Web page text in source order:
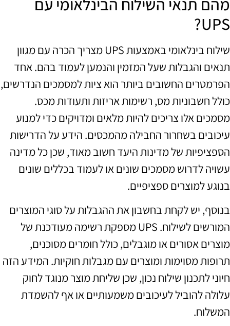
UPS?
שילוח בינלאומי באמצעות UPS מצריך הכרה עם מגוון
תנאים והגבלות שעל המזמין והנמען לעמוד בהם. אחד
הפרמטרים החשובים ביותר הוא ציות למסמכים הנדרשים,
כולל חשבוניות מס, רשימות אריזות ותעודות מכס.
מסמכים אלו צריכים להיות מלאים ומדויקים כדי למנוע
עיכובים בשחרור החבילה מהמכסים. הידע על הדרישות
הספציפיות של מדינות היעד חשוב מאוד, שכן כל מדינה
עשויה לדרוש מסמכים שונים או לעמוד בכללים שונים
בנוגע למוצרים ספציפיים.
בנוסף, יש לקחת בחשבון את ההגבלות על סוגי המוצרים
המורשים לשילוח. UPS מספקת רשימה מעודכנת של
מוצרים אסורים או מוגבלים, כולל חומרים מסוכנים,
תרופות מסוימות ומוצרים עם מגבלות חוקיות. המידע הזה
חיוני לתכנון שילוח נכון, שכן שליחת מוצר מנוגד לחוק
עלולה להוביל לעיכובים משמעותיים או אף להשמדת
המשלוח.